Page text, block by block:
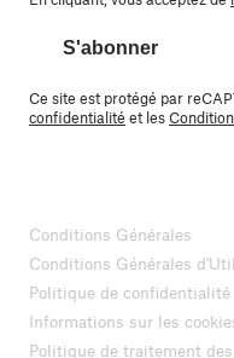
S'abonner
Ce site est protégé par
confidentialité et les
Conditions Générales
Conditions Générales
Politique de confidentialité
Informations sur les
Politique de traitement